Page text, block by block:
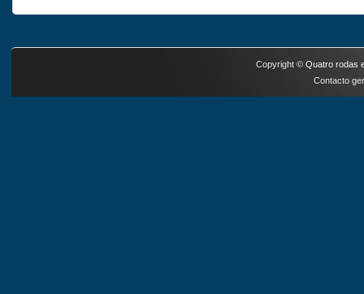
Copyright © Quatro rodas
Contacto